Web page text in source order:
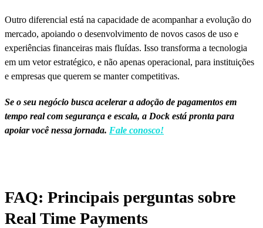
Outro diferencial está na capacidade de acompanhar a evolução do
mercado, apoiando o desenvolvimento de novos casos de uso e
experiências financeiras mais fluídas. Isso transforma a tecnologia
em um vetor estratégico, e não apenas operacional, para instituições
e empresas que querem se manter competitivas.
Se o seu negócio busca acelerar a adoção de pagamentos em
tempo real com segurança e escala, a Dock está pronta para
apoiar você nessa jornada. Fale conosco!
FAQ: Principais perguntas sobre
Real Time Payments